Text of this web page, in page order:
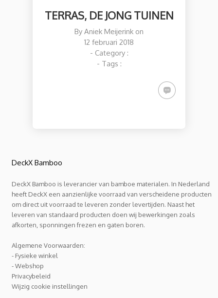
TERRAS, DE JONG TUINEN
By Aniek Meijerink on
12 februari 2018
- Category :
- Tags :
DeckX Bamboo
DeckX Bamboo is leverancier van bamboe materialen. In Nederland
heeft DeckX een aanzienlijke voorraad van verscheidene producten
om direct uit voorraad te leveren zonder levertijden. Naast het
leveren van standaard producten doen wij bewerkingen zoals
afkorten, sponningen frezen en gaten boren.
Algemene Voorwaarden:
- Fysieke winkel
- Webshop
Privacybeleid
Wijzig cookie instellingen